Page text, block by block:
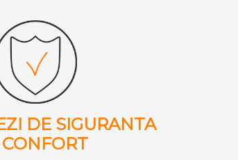
DE SIGURANTA
CONFORT